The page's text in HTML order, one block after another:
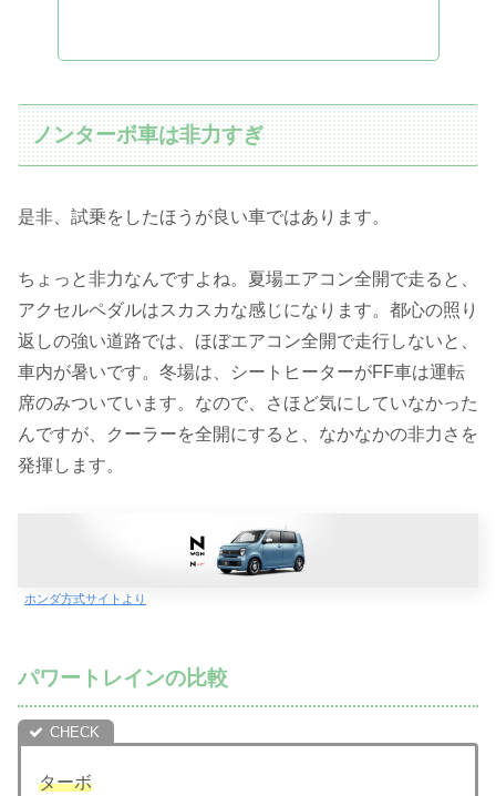
ノンターボ車は非力すぎ
是非、試乗をしたほうが良い車ではあります。
ちょっと非力なんですよね。夏場エアコン全開で走ると、
アクセルペダルはスカスカな感じになります。都心の照り
返しの強い道路では、ほぼエアコン全開で走行しないと、
車内が暑いです。冬場は、シートヒーターがFF車は運転
席のみついています。なので、さほど気にしていなかった
んですが、クーラーを全開にすると、なかなかの非力さを
発揮します。
ホンダ方式サイトより
パワートレインの比較
ターボ